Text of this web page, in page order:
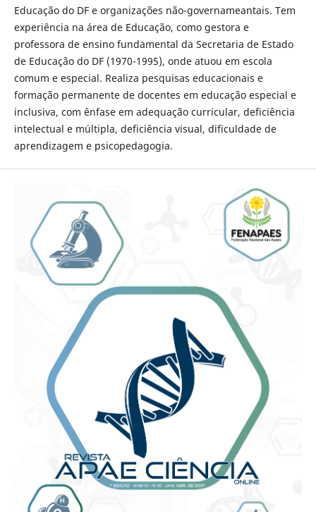
Educação do DF e organizações não-governameantais. Tem
experiência na área de Educação, como gestora e
professora de ensino fundamental da Secretaria de Estado
de Educação do DF (1970-1995), onde atuou em escola
comum e especial. Realiza pesquisas educacionais e
formação permanente de docentes em educação especial e
inclusiva, com ênfase em adequação curricular, deficiência
intelectual e múltipla, deficiência visual, dificuldade de
aprendizagem e psicopedagogia.